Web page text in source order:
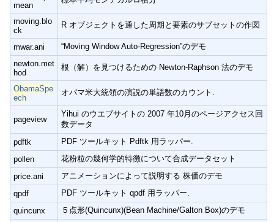
mean
moving.blo
ck
R オブジェクトを通した周期と要素のサブセットの作図
mwar.ani
“Moving Window Auto-Regression”のデモ
newton.met
hod
根（解）を見つけるための Newton-Raphson 法のデモ
ObamaSpe
ech
オバマ米大統領の演説の単語数のカウント.
pageview
Yihui のウエブサイトの 2007 年10月のページアクセス回
数データ
pdftk
PDF ツールキット Pdftk 用ラッパー.
pollen
花粉粒の幾何学的特徴について合成データセット
price.ani
アニメーションによって説明する 株価のデモ
qpdf
PDF ツールキット qpdf 用ラッパー.
quincunx
５点形(Quincunx)(Bean Machine/Galton Box)のデモ